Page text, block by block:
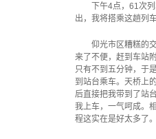
下午4点，61次
出，我将搭乘这趟列
仰光市区糟糕的
来了不便，赶到车站
只有不到五分钟，于
到站台乘车。天桥上
后直接把我带到了站
我上车，一气呵成。
程这实在是好太多了。